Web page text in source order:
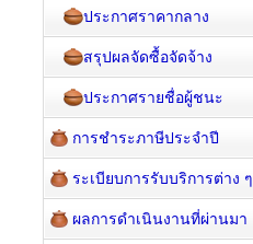
ประกาศราคากลาง
สรุปผลจัดซื้อจัดจ้าง
ประกาศรายชื่อผู้ชนะ
การชำระภาษีประจำปี
ระเบียบการรับบริการต่าง ๆ
ผลการดำเนินงานที่ผ่านมา